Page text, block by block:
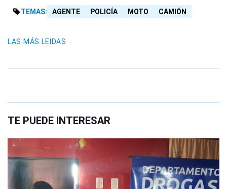
TEMAS: AGENTE POLICÍA MOTO CAMIÓN
LAS MÁS LEIDAS
TE PUEDE INTERESAR